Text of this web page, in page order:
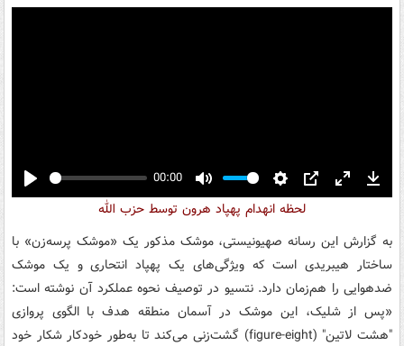
Play
00:00
Mute Settings
PIP Enter
لحظه انهدام پهپاد هرون توسط حزب الله
به گزارش این رسانه صهیونیستی، موشک مذکور یک «موشک پرسه‌زن» با
ساختار هیبریدی است که ویژگی‌های یک پهپاد انتحاری و یک موشک
ضدهوایی را هم‌زمان دارد. نتسیو در توصیف نحوه عملکرد آن نوشته است:
«پس از شلیک، این موشک در آسمان منطقه هدف با الگوی پروازی
"هشت لاتین" (figure-eight) گشت‌زنی می‌کند تا به‌طور خودکار شکار خود